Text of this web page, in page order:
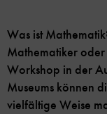
Was ist
Mathematiker
Workshop in der
Museums können
vielfältige Weise